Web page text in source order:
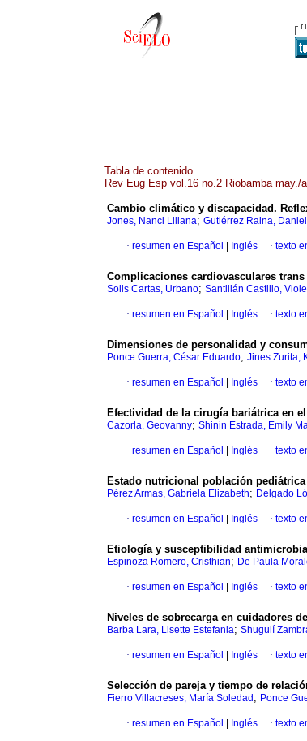
Tabla de contenido
Rev Eug Esp vol.16 no.2 Riobamba may./
Cambio climático y discapacidad.
Jones, Nanci Liliana; Gutiérrez Raina,
· resumen en Español Inglés · texto
Complicaciones cardiovasculares
Solis Cartas, Urbano; Santillán Castillo,
· resumen en Español Inglés · texto
Dimensiones de personalidad y
Ponce Guerra, César Eduardo; Jines Zurita,
· resumen en Español Inglés · texto
Efectividad de la cirugía bariátrica en
Cazorla, Geovanny; Shinin Estrada, Emily
· resumen en Español Inglés · texto
Estado nutricional población
Pérez Armas, Gabriela Elizabeth; Delgado
· resumen en Español Inglés · texto
Etiología y susceptibilidad
Espinoza Romero, Cristhian; De Paula
· resumen en Español Inglés · texto
Niveles de sobrecarga en cuidadores
Barba Lara, Lisette Estefania; Shugulí
· resumen en Español Inglés · texto
Selección de pareja y tiempo de
Fierro Villacreses, María Soledad ; Ponce
· resumen en Español Inglés · texto